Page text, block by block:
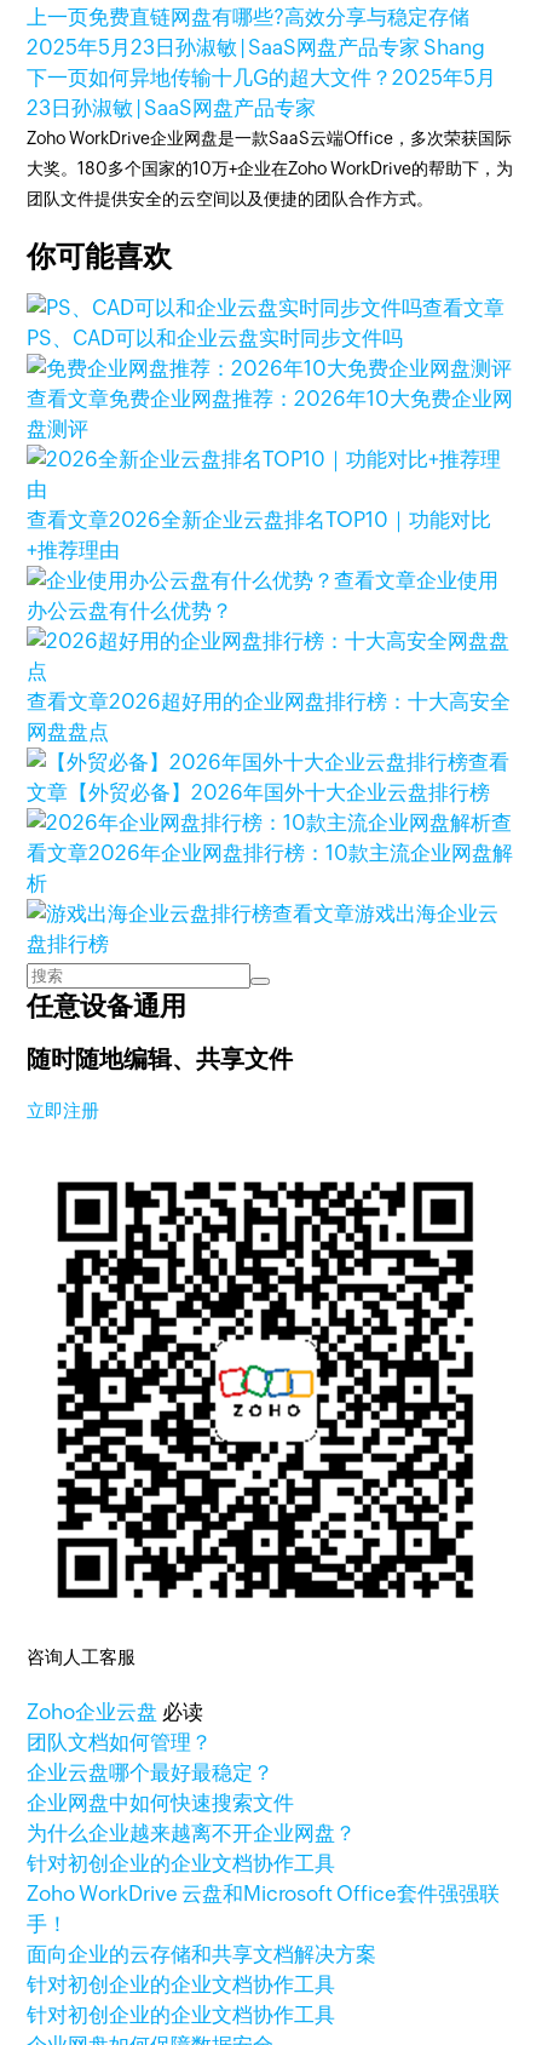
上一页免费直链网盘有哪些?高效分享与稳定存储
2025年5月23日孙淑敏 | SaaS网盘产品专家 Shang
下一页如何异地传输十几G的超大文件？2025年5月
23日孙淑敏 | SaaS网盘产品专家
Zoho WorkDrive企业网盘是一款SaaS云端Office，多次荣获国际
大奖。180多个国家的10万+企业在Zoho WorkDrive的帮助下，为
团队文件提供安全的云空间以及便捷的团队合作方式。
你可能喜欢
查看文章
PS、CAD可以和企业云盘实时同步文件吗
查看文章免费企业网盘推荐：2026年10大免费企业网
盘测评
查看文章2026全新企业云盘排名TOP10｜功能对比
+推荐理由
查看文章企业使用
办公云盘有什么优势？
查看文章2026超好用的企业网盘排行榜：十大高安全
网盘盘点
查看
文章 【外贸必备】2026年国外十大企业云盘排行榜
查
看文章2026年企业网盘排行榜：10款主流企业网盘解
析
查看文章游戏出海企业云
盘排行榜
任意设备通用
随时随地编辑、共享文件
立即注册
咨询人工客服
Zoho企业云盘 必读
团队文档如何管理？
企业云盘哪个最好最稳定？
企业网盘中如何快速搜索文件
为什么企业越来越离不开企业网盘？
针对初创企业的企业文档协作工具
Zoho WorkDrive 云盘和Microsoft Office套件强强联
手！
面向企业的云存储和共享文档解决方案
针对初创企业的企业文档协作工具
针对初创企业的企业文档协作工具